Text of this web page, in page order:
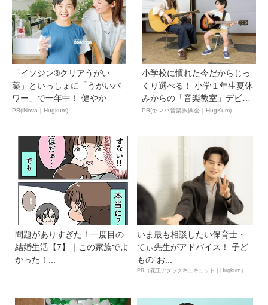
「イソジン®クリアうがい
薬」といっしょに「うがいパ
ワー」で一年中！ 健やか
PR(iNova｜Hugkum)
小学校に慣れた今だからじっ
くり選べる！ 小学１年生夏休
みからの「音楽教室」デビ
ュ...
PR(ヤマハ音楽振興会｜HugKum)
問題がありすぎた！一度目の
結婚生活【7】｜この家族でよ
かった！...
いま最も相談したい保育士・
てぃ先生がアドバイス！ 子ど
もの“お...
PR（花王アタックキュキュット｜Hugkum）